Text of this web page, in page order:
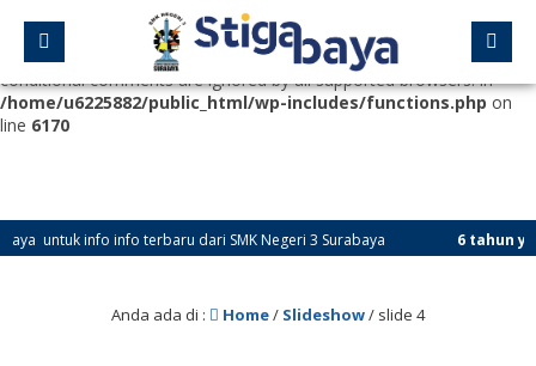
Deprecated
: Function WP_Dependencies->add_data() was called
with an argument that is
deprecated
since version 6.9.0! IE
conditional comments are ignored by all supported browsers. in
/home/u6225882/public_html/wp-includes/functions.php on
line 6170
info info terbaru dari SMK Negeri 3 Surabaya 6 tahun yang
Anda ada di : Home/ Slideshow/ slide 4